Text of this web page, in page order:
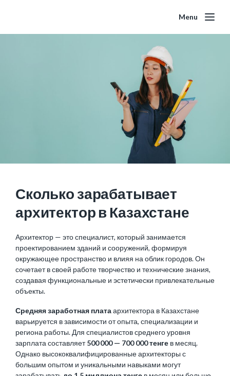
Menu
Сколько зарабатывает
архитектор в Казахстане
Архитектор — это специалист, который занимается
проектированием зданий и сооружений, формируя
окружающее пространство и влияя на облик городов. Он
сочетает в своей работе творчество и технические знания,
создавая функциональные и эстетически привлекательные
объекты.
Средняя заработная платаархитектора в Казахстане
варьируется в зависимости от опыта, специализации и
региона работы. Для специалистов среднего уровня
зарплата составляет500 000 — 700 000 тенге в месяц.
Однако высококвалифицированные архитекторы с
большим опытом и уникальными навыками могут